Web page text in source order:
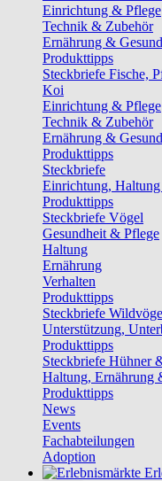
Einrichtung & Pflege
Technik & Zubehör
Ernährung &
Produkttipps
Steckbriefe Fische,
Koi
Einrichtung & Pflege
Technik & Zubehör
Ernährung &
Produkttipps
Steckbriefe
Einrichtung,
Produkttipps
Steckbriefe Vögel
Gesundheit & Pflege
Haltung
Ernährung
Verhalten
Produkttipps
Steckbriefe
Unterstützung,
Produkttipps
Steckbriefe Hühner
Haltung, Ernährung
Produkttipps
News
Events
Fachabteilungen
Adoption